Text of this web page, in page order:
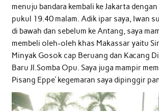
menuju bandara kembali ke Jakarta
pukul 19.40 malam. Adik ipar saya, Iwan
di bawah dan sebelum ke Antang, saya
membeli oleh-oleh khas Makassar yaitu
Minyak Gosok cap Beruang dan Kacang
Baru Jl.Somba Opu. Saya juga mampir
Pisang Eppe’ kegemaran saya dipinggir